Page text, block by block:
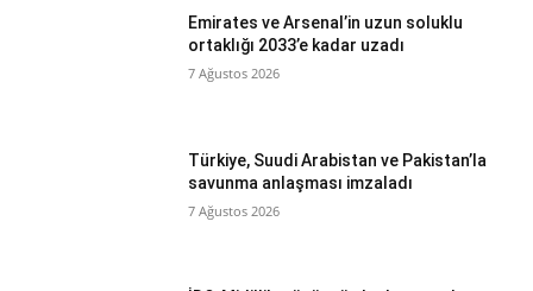
Emirates ve Arsenal’in uzun soluklu
ortaklığı 2033’e kadar uzadı
7 Ağustos 2026
Türkiye, Suudi Arabistan ve Pakistan’la
savunma anlaşması imzaladı
7 Ağustos 2026